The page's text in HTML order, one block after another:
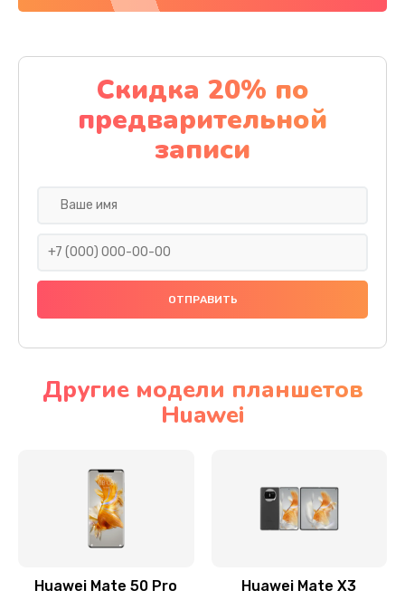
Замена стекла
Обновление ПО
890 руб.
290 руб.
Заказать
Заказать
Замена микрофона
Скидка 20% по
предварительной
записи
Другие модели планшетов
Huawei
Huawei Mate 50 Pro Huawei Mate X3